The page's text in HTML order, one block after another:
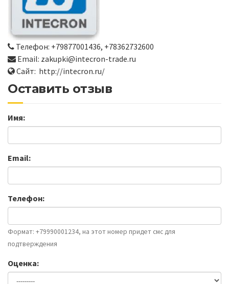
Телефон: +79877001436, +78362732600
Email: zakupki@intecron-trade.ru
Сайт: http://intecron.ru/
Оставить отзыв
Имя:
Email:
Телефон:
Формат: +79990001234, на этот номер придет смс для
подтверждения
Оценка: